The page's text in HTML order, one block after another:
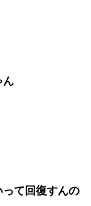
ん
て回復すんの